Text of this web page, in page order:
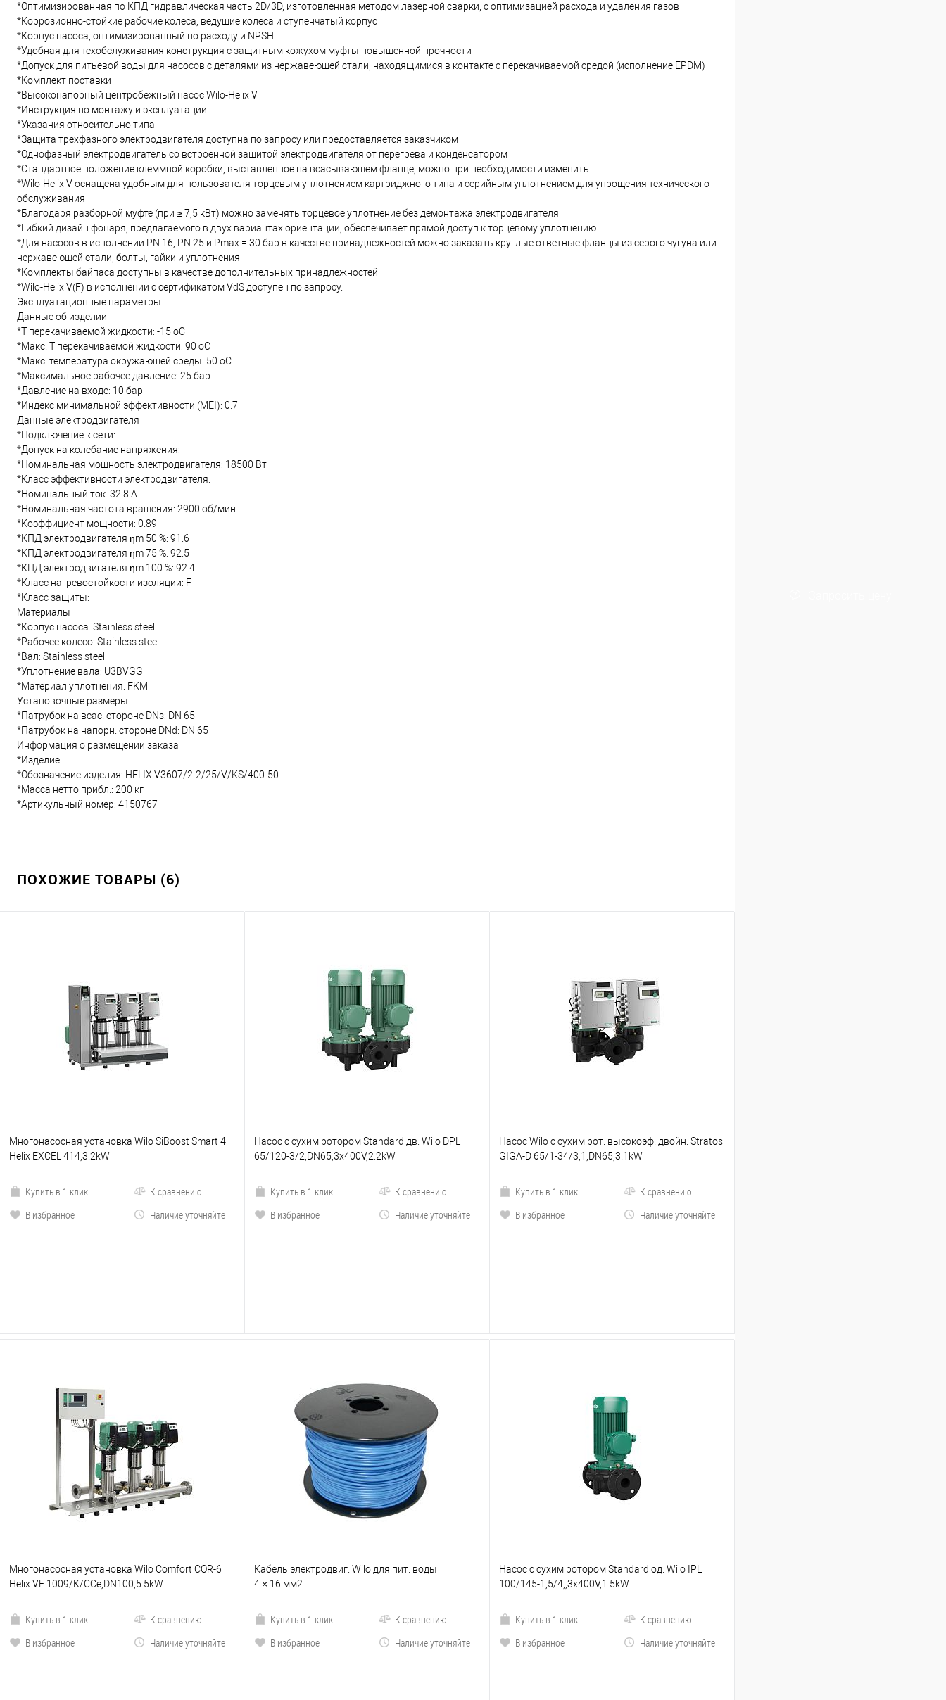
*Оптимизированная по КПД гидравлическая часть 2D/3D, изготовленная методом лазерной сварки, с оптимизацией расхода и удаления газов
*Коррозионно-стойкие рабочие колеса, ведущие колеса и ступенчатый корпус
*Корпус насоса, оптимизированный по расходу и NPSH
*Удобная для техобслуживания конструкция с защитным кожухом муфты повышенной прочности
*Допуск для питьевой воды для насосов с деталями из нержавеющей стали, находящимися в контакте с перекачиваемой средой (исполнение EPDM)
*Комплект поставки
*Высоконапорный центробежный насос Wilo-Helix V
*Инструкция по монтажу и эксплуатации
*Указания относительно типа
*Защита трехфазного электродвигателя доступна по запросу или предоставляется заказчиком
*Однофазный электродвигатель со встроенной защитой электродвигателя от перегрева и конденсатором
*Стандартное положение клеммной коробки, выставленное на всасывающем фланце, можно при необходимости изменить
*Wilo-Helix V оснащена удобным для пользователя торцевым уплотнением картриджного типа и серийным уплотнением для упрощения технического
обслуживания
*Благодаря разборной муфте (при ≥ 7,5 кВт) можно заменять торцевое уплотнение без демонтажа электродвигателя
*Гибкий дизайн фонаря, предлагаемого в двух вариантах ориентации, обеспечивает прямой доступ к торцевому уплотнению
*Для насосов в исполнении PN 16, PN 25 и Pmax = 30 бар в качестве принадлежностей можно заказать круглые ответные фланцы из серого чугуна или
нержавеющей стали, болты, гайки и уплотнения
*Комплекты байпаса доступны в качестве дополнительных принадлежностей
*Wilo-Helix V(F) в исполнении с сертификатом VdS доступен по запросу.
Эксплуатационные параметры
Данные об изделии
*Т перекачиваемой жидкости: -15 oC
*Макс. T перекачиваемой жидкости: 90 oC
*Макс. температура окружающей среды: 50 oC
*Максимальное рабочее давление: 25 бар
*Давление на входе: 10 бар
*Индекс минимальной эффективности (MEI): 0.7
Данные электродвигателя
*Подключение к сети:
*Допуск на колебание напряжения:
*Номинальная мощность электродвигателя: 18500 Вт
*Класс эффективности электродвигателя:
*Номинальный ток: 32.8 А
*Номинальная частота вращения: 2900 об/мин
*Коэффициент мощности: 0.89
*КПД электродвигателя ηm 50 %: 91.6
*КПД электродвигателя ηm 75 %: 92.5
*КПД электродвигателя ηm 100 %: 92.4
*Класс нагревостойкости изоляции: F
*Класс защиты:
Материалы
*Корпус насоса: Stainless steel
*Рабочее колесо: Stainless steel
*Вал: Stainless steel
*Уплотнение вала: U3BVGG
*Материал уплотнения: FKM
Установочные размеры
*Патрубок на всас. стороне DNs: DN 65
*Патрубок на напорн. стороне DNd: DN 65
Информация о размещении заказа
*Изделие:
*Обозначение изделия: HELIX V3607/2-2/25/V/KS/400-50
*Масса нетто прибл.: 200 кг
*Артикульный номер: 4150767
ПОХОЖИЕ ТОВАРЫ (6)
Многонасосная установка Wilo SiBoost Smart 4
Helix EXCEL 414,3.2kW
Купить в 1 клик
К сравнению
В избранное
Наличие уточняйте
Насос с сухим ротором Standard дв. Wilo DPL
65/120-3/2,DN65,3x400V,2.2kW
Купить в 1 клик
К сравнению
В избранное
Наличие уточняйте
Насос Wilo с сухим рот. высокоэф. двойн. Stratos
GIGA-D 65/1-34/3,1,DN65,3.1kW
Купить в 1 клик
К сравнению
В избранное
Наличие уточняйте
Многонасосная установка Wilo Comfort COR-6
Helix VE 1009/K/CCe,DN100,5.5kW
Купить в 1 клик
К сравнению
В избранное
Наличие уточняйте
Кабель электродвиг. Wilo для пит. воды
4 × 16 мм2
Купить в 1 клик
К сравнению
В избранное
Наличие уточняйте
Насос с сухим ротором Standard од. Wilo IPL
100/145-1,5/4,,3x400V,1.5kW
Купить в 1 клик
К сравнению
В избранное
Наличие уточняйте